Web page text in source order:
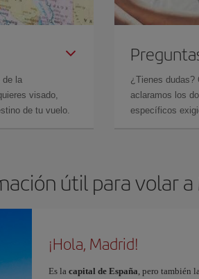
de la
visado,
de tu vuelo.
¿Tienes dudas?
aclaramos los
específicos
útil para volar a
¡Hola, Madrid!
Es la capital de España, pero también